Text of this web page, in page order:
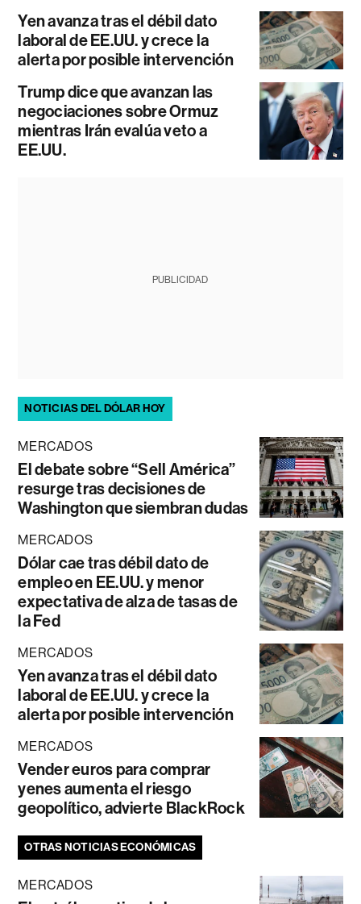
Yen avanza tras el débil dato
laboral de EE.UU. y crece la
alerta por posible intervención
Trump dice que avanzan las
negociaciones sobre Ormuz
mientras Irán evalúa veto a
EE.UU.
PUBLICIDAD
NOTICIAS DEL DÓLAR HOY
MERCADOS
El debate sobre “Sell América”
resurge tras decisiones de
Washington que siembran dudas
MERCADOS
Dólar cae tras débil dato de
empleo en EE.UU. y menor
expectativa de alza de tasas de
la Fed
MERCADOS
Yen avanza tras el débil dato
laboral de EE.UU. y crece la
alerta por posible intervención
MERCADOS
Vender euros para comprar
yenes aumenta el riesgo
geopolítico, advierte BlackRock
OTRAS NOTICIAS ECONÓMICAS
MERCADOS